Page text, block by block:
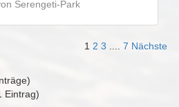
Serengeti-Park
1 2 3 7 Nächste
Eintrag)